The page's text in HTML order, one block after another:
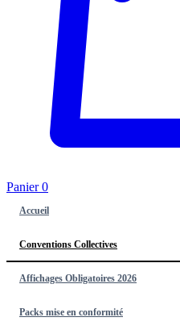
Panier0
Accueil
Conventions Collectives
Affichages Obligatoires 2026
Packs mise en conformité